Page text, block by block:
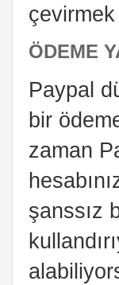
ÖDEME
Paypal
bir
zaman
şanssız